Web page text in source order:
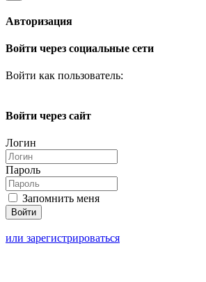
Авторизация
Войти через социальные сети
Войти как пользователь:
Войти через сайт
Логин
Пароль
Запомнить меня
или зарегистрироваться